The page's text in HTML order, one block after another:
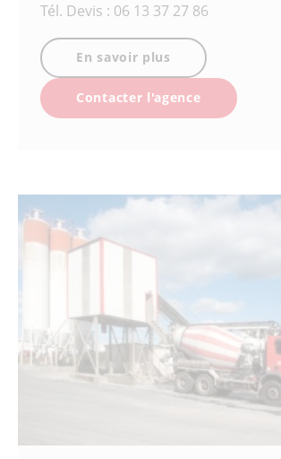
Tél. Devis : 06 13 37 27 86
En savoir plus
Contacter l'agence